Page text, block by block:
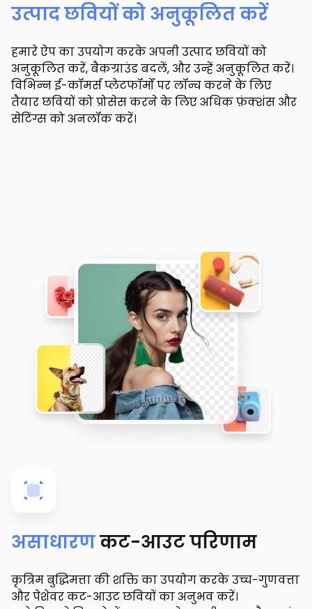
उत्पाद छवियों को अनुकूलित करें
हमारे ऐप का उपयोग करके अपनी उत्पाद छवियों को
अनुकूलित करें, बैकग्राउंड बदलें, और उन्हें अनुकूलित करें।
विभिन्न ई-कॉमर्स प्लेटफॉर्मों पर लॉन्च करने के लिए
तैयार छवियों को प्रोसेस करने के लिए अधिक फ़ंक्शंस और
सेटिंग्स को अनलॉक करें।
असाधारणकट-आउट परिणाम
कृत्रिम बुद्धिमत्ता की शक्ति का उपयोग करके उच्च-गुणवत्ता
और पेशेवर कट-आउट छवियों का अनुभव करें।